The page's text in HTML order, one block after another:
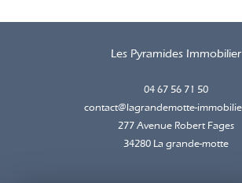
Les Pyramides Immobilier
04 67 56 71 50
contact@lagrandemotte-
277 Avenue Robert Fages
34280 la grande-motte